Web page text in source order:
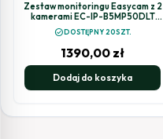
Zestaw monitoringu Easycam z 2
kamerami EC-IP-B5MP50DLT
5MPx z aktywnym odstraszaniem
check_circleDOSTĘPNY 20SZT.
1390,00 zł
Dodaj do koszyka